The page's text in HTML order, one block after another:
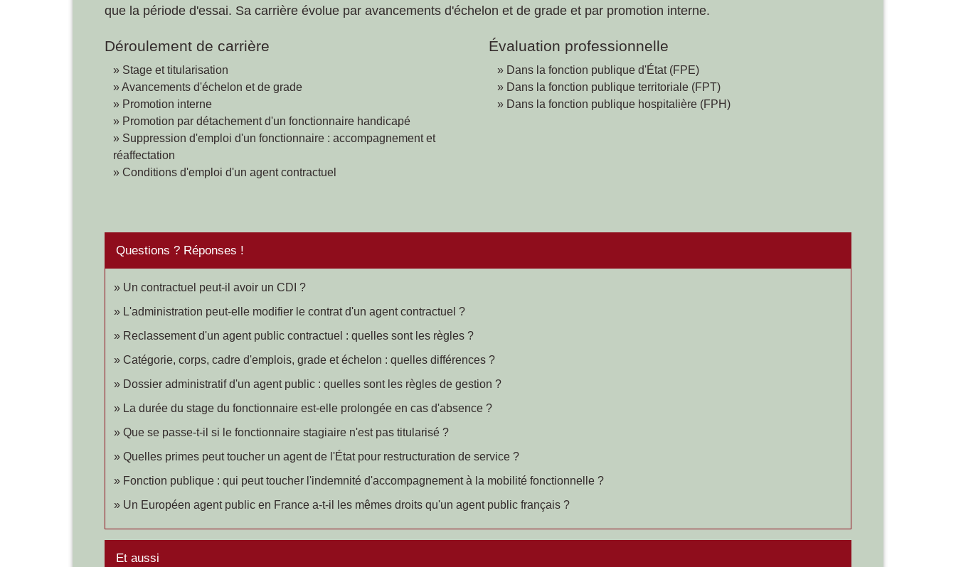
que la période d'essai. Sa carrière évolue par avancements d'échelon et de grade et par promotion interne.
Déroulement de carrière
Stage et titularisation
Avancements d'échelon et de grade
Promotion interne
Promotion par détachement d'un fonctionnaire handicapé
Suppression d'emploi d'un fonctionnaire : accompagnement et
réaffectation
Conditions d'emploi d'un agent contractuel
Évaluation professionnelle
Dans la fonction publique d'État (FPE)
Dans la fonction publique territoriale (FPT)
Dans la fonction publique hospitalière (FPH)
Questions ? Réponses !
Un contractuel peut-il avoir un CDI ?
L'administration peut-elle modifier le contrat d'un agent contractuel ?
Reclassement d'un agent public contractuel : quelles sont les règles ?
Catégorie, corps, cadre d'emplois, grade et échelon : quelles différences ?
Dossier administratif d'un agent public : quelles sont les règles de gestion ?
La durée du stage du fonctionnaire est-elle prolongée en cas d'absence ?
Que se passe-t-il si le fonctionnaire stagiaire n'est pas titularisé ?
Quelles primes peut toucher un agent de l'État pour restructuration de service ?
Fonction publique : qui peut toucher l'indemnité d'accompagnement à la mobilité fonctionnelle ?
Un Européen agent public en France a-t-il les mêmes droits qu'un agent public français ?
Et aussi